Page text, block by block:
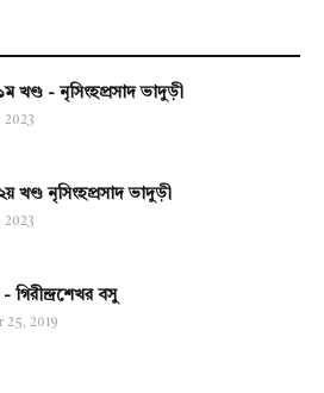
খণ্ড - নৃসিংহপ্রসাদ ভাদুড়ী
2023
খণ্ড নৃসিংহপ্রসাদ ভাদুড়ী
2023
গিরীন্দ্রশেখর বসু
25, 2019